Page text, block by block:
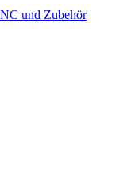
und Zubehör